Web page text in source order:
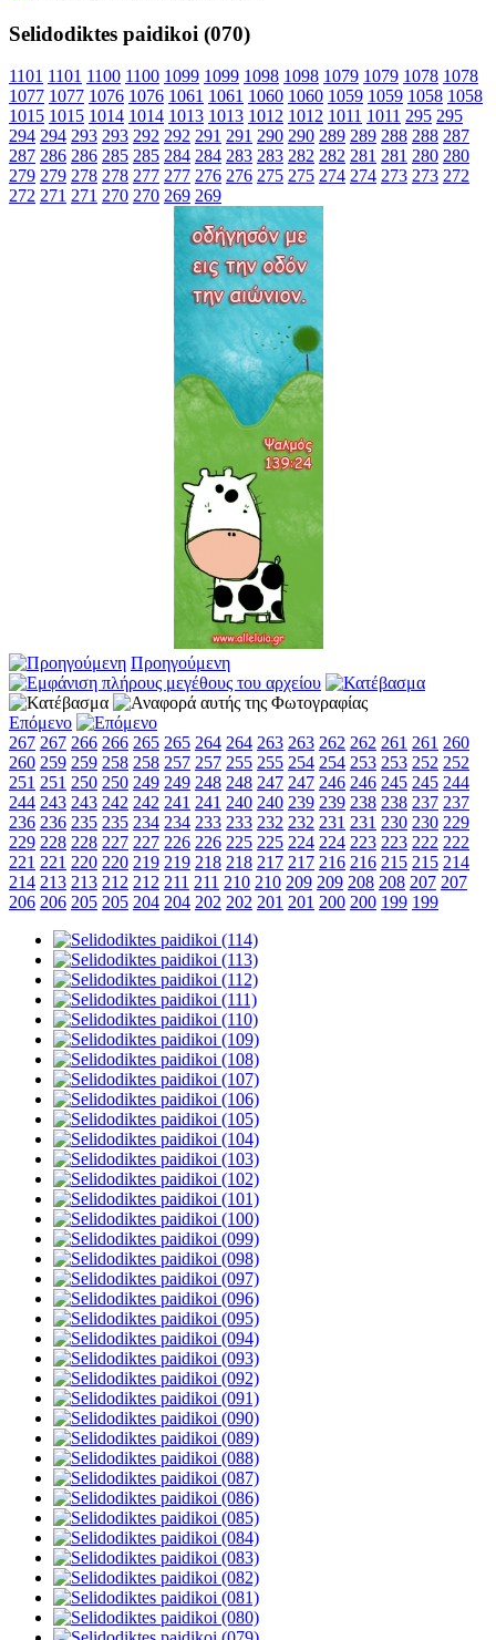
Selidodiktes paidikoi (070)
1101 1101 1100 1100 1099 1099 1098 1098 1079 1079 1078 1078
1077 1077 1076 1076 1061 1061 1060 1060 1059 1059 1058 1058
1015 1015 1014 1014 1013 1013 1012 1012 1011 1011 295 295
294 294 293 293 292 292 291 291 290 290 289 289 288 288 287
287 286 286 285 285 284 284 283 283 282 282 281 281 280 280
279 279 278 278 277 277 276 276 275 275 274 274 273 273 272
272 271 271 270 270 269 269
Προηγούμενη
Επόμενο
267 267 266 266 265 265 264 264 263 263 262 262 261 261 260
260 259 259 258 258 257 257 255 255 254 254 253 253 252 252
251 251 250 250 249 249 248 248 247 247 246 246 245 245 244
244 243 243 242 242 241 241 240 240 239 239 238 238 237 237
236 236 235 235 234 234 233 233 232 232 231 231 230 230 229
229 228 228 227 227 226 226 225 225 224 224 223 223 222 222
221 221 220 220 219 219 218 218 217 217 216 216 215 215 214
214 213 213 212 212 211 211 210 210 209 209 208 208 207 207
206 206 205 205 204 204 202 202 201 201 200 200 199 199